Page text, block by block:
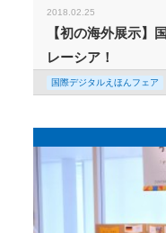
2018.02.25
【初の海外展示】
レーシア！
国際デジタルえほんフェア